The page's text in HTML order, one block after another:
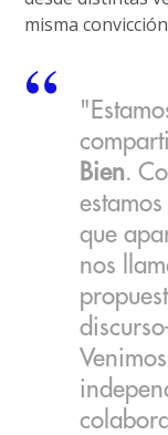
misma
Bien.
que
nos